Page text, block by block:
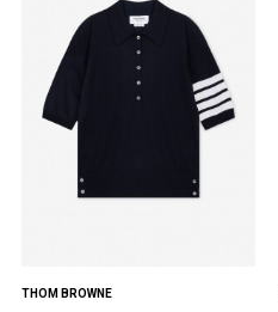
THOM BROWNE